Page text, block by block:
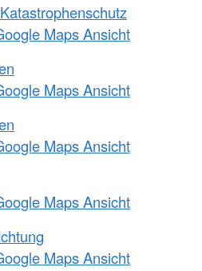
Maps Ansicht
Maps Ansicht
Maps Ansicht
Maps Ansicht
Maps Ansicht